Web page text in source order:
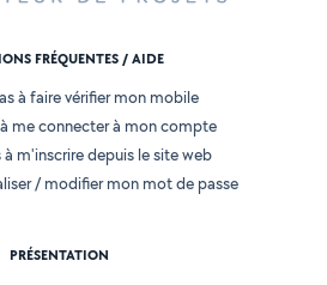
FRÉQUENTES / AIDE
à faire vérifier mon mobile
à me connecter à mon compte
à m'inscrire depuis le site web
/ modifier mon mot de passe
PRÉSENTATION